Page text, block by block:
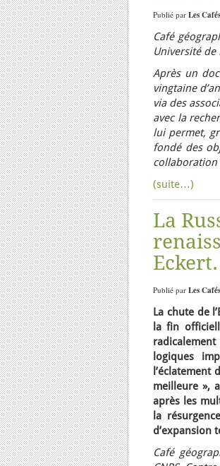
Publié par Les
Café
Université
Après un
vingtaine
via des
avec la
lui permet,
fondé des
collaboration
(suite…)
La
Eckert.
Publié par Les
La chute de
la fin
logiques
l’éclatement
meilleure »,
après les
la
d’expansion
Café